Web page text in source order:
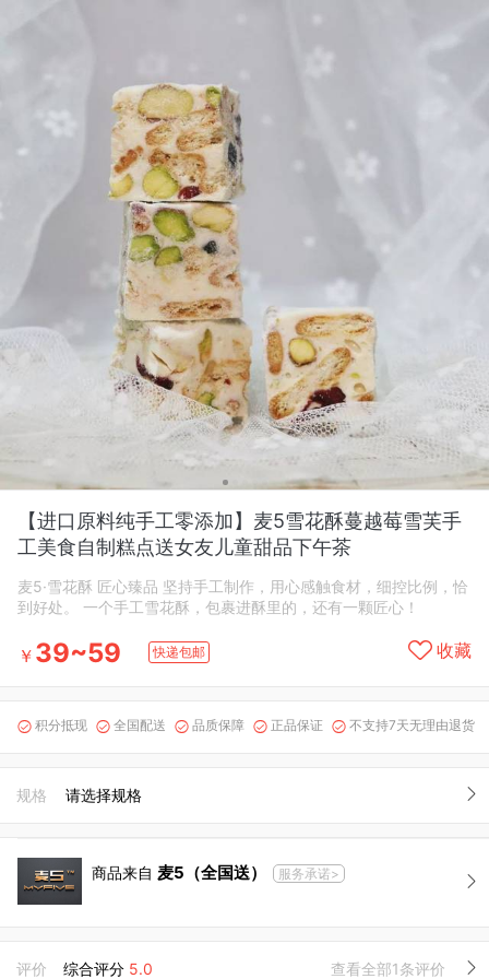
【进口原料纯手工零添加】麦5雪花酥蔓越莓雪芙手
工美食自制糕点送女友儿童甜品下午茶
麦5·雪花酥 匠心臻品 坚持手工制作，用心感触食材，细控比例，恰
到好处。 一个手工雪花酥，包裹进酥里的，还有一颗匠心！
￥ 39~59 快递包邮 收藏
 积分抵现  全国配送  品质保障  正品保证  不支持7天无理由退货
规格 请选择规格
商品来自 麦5（全国送） 服务承诺>
评价 综合评分 5.0 查看全部1条评价